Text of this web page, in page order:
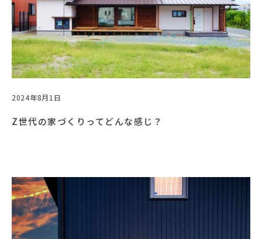
2024年8月1日
Z世代の家づくりってどんな感じ？